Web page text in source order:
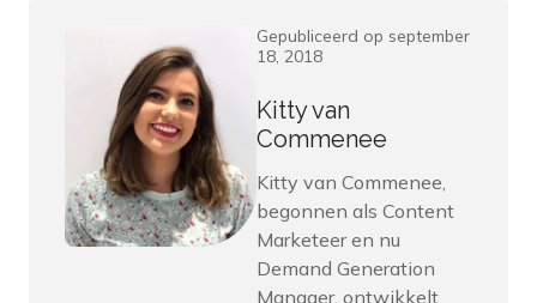
Gepubliceerd op september
18, 2018
Kitty van
Commenee
Kitty van Commenee,
begonnen als Content
Marketeer en nu
Demand Generation
Manager, ontwikkelt